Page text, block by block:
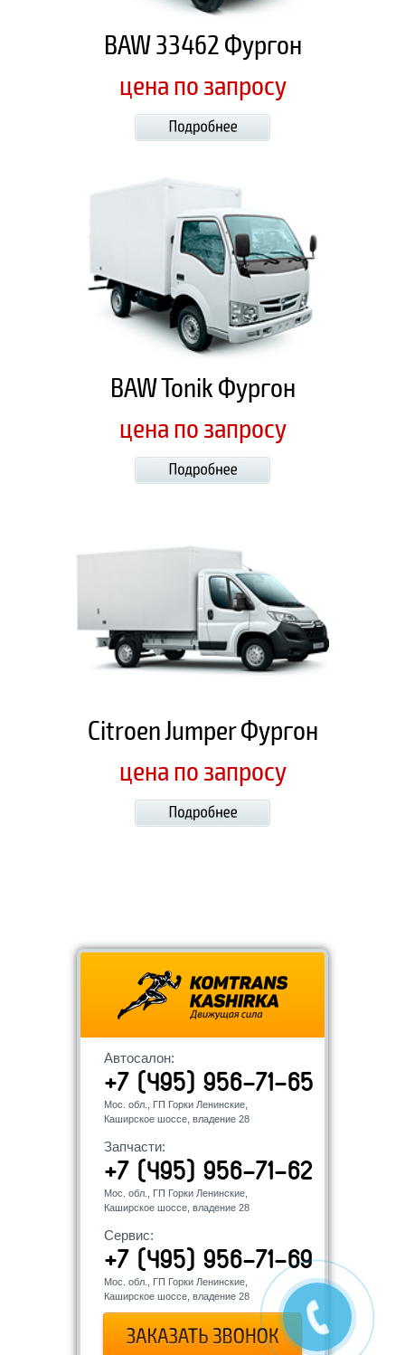
BAW 33462 Фургон
цена по запросу
BAW Tonik Фургон
цена по запросу
Citroen Jumper Фургон
цена по запросу
Автосалон:
+7 (495) 956-71-65
Мос. обл., ГП Горки Ленинские,
Каширское шоссе, владение 28
Запчасти:
+7 (495) 956-71-62
Мос. обл., ГП Горки Ленинские,
Каширское шоссе, владение 28
Сервис:
+7 (495) 956-71-69
Мос. обл., ГП Горки Ленинские,
Каширское шоссе, владение 28